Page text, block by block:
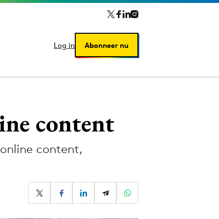
Log in Abonneer nu
Log in Abonneer nu
content
content,